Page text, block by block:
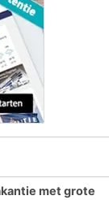
met grote